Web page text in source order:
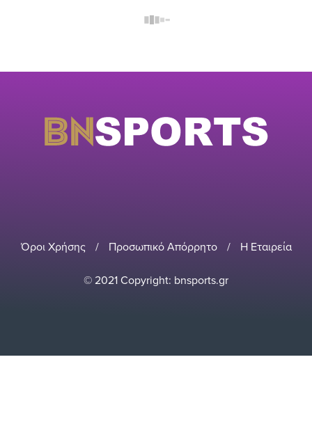
Όροι Χρήσης / Προσωπικό Απόρρητο / Η Εταιρεία
© 2021 Copyright: bnsports.gr